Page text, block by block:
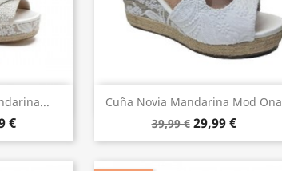
€
Cuña Novia Mandarina Mod Ona
39,99 € 29,99 €
Vista rápida